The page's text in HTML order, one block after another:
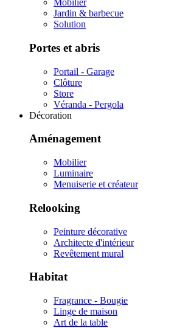
Mobilier
Jardin & barbecue
Solution
Portes et abris
Portail - Garage
Clôture
Store
Véranda - Pergola
Décoration
Aménagement
Mobilier
Luminaire
Menuiserie et créateur
Relooking
Peinture décorative
Architecte d'intérieur
Revêtement mural
Habitat
Fragrance - Bougie
Linge de maison
Art de la table